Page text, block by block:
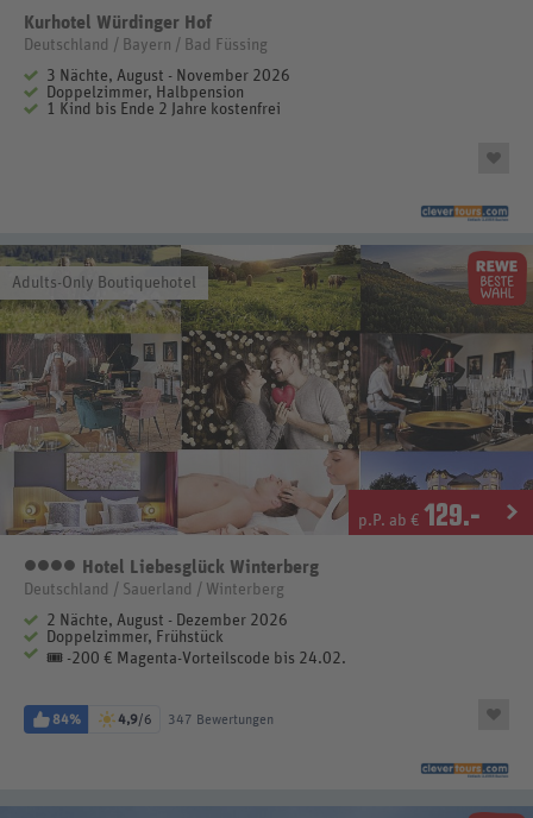
Kurhotel Würdinger Hof
Deutschland / Bayern / Bad Füssing
3 Nächte, August - November 2026
Doppelzimmer, Halbpension
1 Kind bis Ende 2 Jahre kostenfrei
Adults-Only Boutiquehotel
p.P. ab € 129.-
4 Sterne
Hotel Liebesglück Winterberg
Deutschland / Sauerland / Winterberg
2 Nächte, August - Dezember 2026
Doppelzimmer, Frühstück
🎟️ -200 € Magenta-Vorteilscode bis 24.02.
84% 4,9/6 347 Bewertungen